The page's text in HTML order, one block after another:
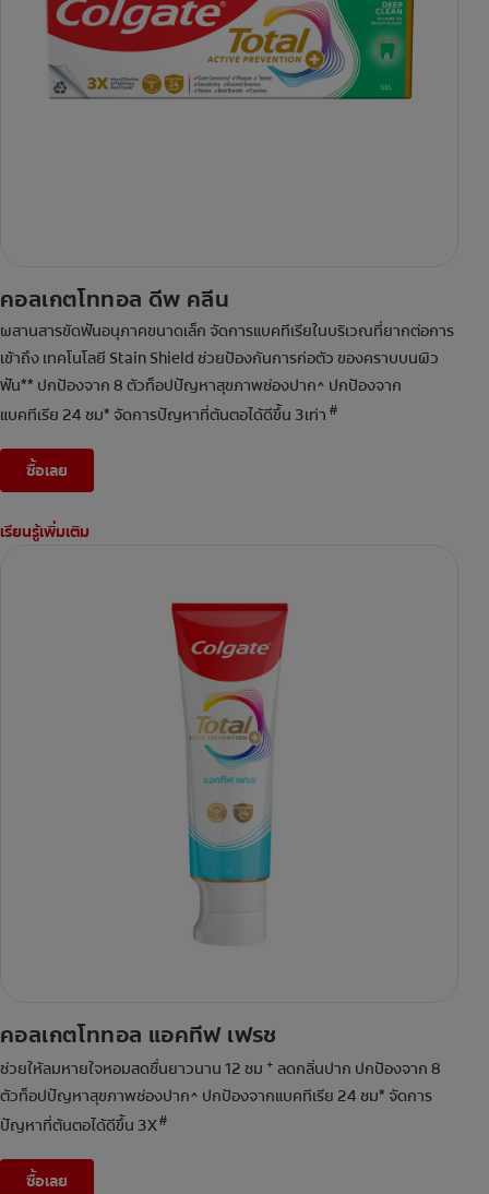
คอลเกตโททอล ดีพ คลีน
ผสานสารขัดฟันอนุภาคขนาดเล็ก จัดการแบคทีเรียในบริเวณที่ยากต่อการ
เข้าถึง เทคโนโลยี Stain Shield ช่วยป้องกันการก่อตัว ของคราบบนผิว
ฟัน** ปกป้องจาก 8 ตัวท็อปปัญหาสุขภาพช่องปาก^ ปกป้องจาก
แบคทีเรีย 24 ชม* จัดการปัญหาที่ต้นตอได้ดีขึ้น 3เท่า #
ซื้อเลย
เรียนรู้เพิ่มเติม
คอลเกตโททอล แอคทีฟ เฟรช
ช่วยให้ลมหายใจหอมสดชื่นยาวนาน 12 ชม + ลดกลิ่นปาก ปกป้องจาก 8
ตัวท็อปปัญหาสุขภาพช่องปาก^ ปกป้องจากแบคทีเรีย 24 ชม* จัดการ
ปัญหาที่ต้นตอได้ดีขึ้น 3X#
ซื้อเลย